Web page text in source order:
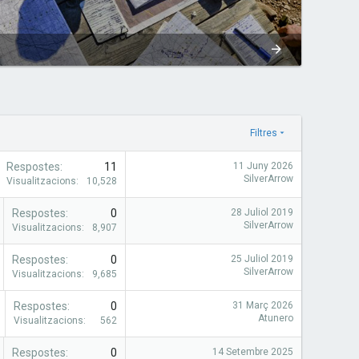
Filtres
Respostes 11
Visualitzacions 10,528
11 Juny 2026
SilverArrow
Respostes 0
Visualitzacions 8,907
28 Juliol 2019
SilverArrow
Respostes 0
Visualitzacions 9,685
25 Juliol 2019
SilverArrow
Respostes 0
Visualitzacions 562
31 Març 2026
Atunero
Respostes 0
14 Setembre 2025